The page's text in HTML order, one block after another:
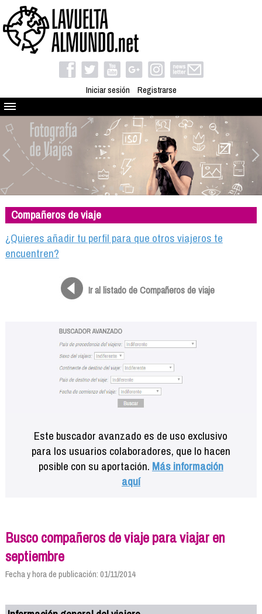
Iniciar sesión Registrarse
Quienes somos
El proyecto
Blog
Viaja con nosotros
Camino solidario
Libros
Compañeros de viaje
Compañeros de viaje
¿Quieres añadir tu perfil para que otros viajeros te
encuentren?
Ir al listado de Compañeros de viaje
Este buscador avanzado es de uso exclusivo
para los usuarios colaboradores, que lo hacen
posible con su aportación. Más información
aquí
Busco compañeros de viaje para viajar en
septiembre
Fecha y hora de publicación: 01/11/2014